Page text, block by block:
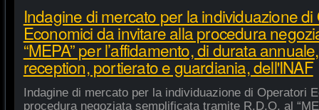
Indagine di mercato per la individuazione
Economici da invitare alla procedura
“MEPA” per l’affidamento, di durata
reception, portierato e guardiania, dell'INAF
Indagine di mercato per la individuazione di Operatori
procedura negoziata semplificata tramite R.D.O. al